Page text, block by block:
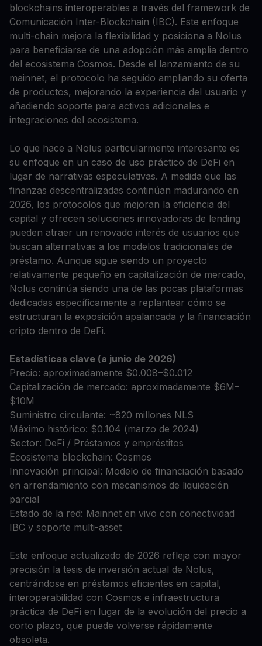
blockchains interoperables a través del framework de
Comunicación Inter-Blockchain (IBC). Este enfoque
multi-chain mejora la flexibilidad y posiciona a Nolus
para beneficiarse de una adopción más amplia dentro
del ecosistema Cosmos. Desde el lanzamiento de su
mainnet, el protocolo ha seguido ampliando su oferta
de productos, mejorando la experiencia del usuario y
añadiendo soporte para activos adicionales e
integraciones del ecosistema.
Lo que hace a Nolus particularmente interesante es
su enfoque en un caso de uso práctico de DeFi en
lugar de narrativas especulativas. A medida que las
finanzas descentralizadas continúan madurando en
2026, los protocolos que mejoran la eficiencia del
capital y ofrecen soluciones innovadoras de lending
pueden atraer un renovado interés de usuarios que
buscan alternativas a los modelos tradicionales de
préstamo. Aunque sigue siendo un proyecto
relativamente pequeño en capitalización de mercado,
Nolus continúa siendo una de las pocas plataformas
dedicadas específicamente a replantear cómo se
estructuran la exposición apalancada y la financiación
cripto dentro de DeFi.
Estadísticas clave (a junio de 2026)
Precio: aproximadamente $0.008–$0.012
Capitalización de mercado: aproximadamente $6M–
$10M
Suministro circulante: ~820 millones NLS
Máximo histórico: $0.104 (marzo de 2024)
Sector: DeFi / Préstamos y empréstitos
Ecosistema blockchain: Cosmos
Innovación principal: Modelo de financiación basado
en arrendamiento con mecanismos de liquidación
parcial
Estado de la red: Mainnet en vivo con conectividad
IBC y soporte multi-asset
Este enfoque actualizado de 2026 refleja con mayor
precisión la tesis de inversión actual de Nolus,
centrándose en préstamos eficientes en capital,
interoperabilidad con Cosmos e infraestructura
práctica de DeFi en lugar de la evolución del precio a
corto plazo, que puede volverse rápidamente
obsoleta.